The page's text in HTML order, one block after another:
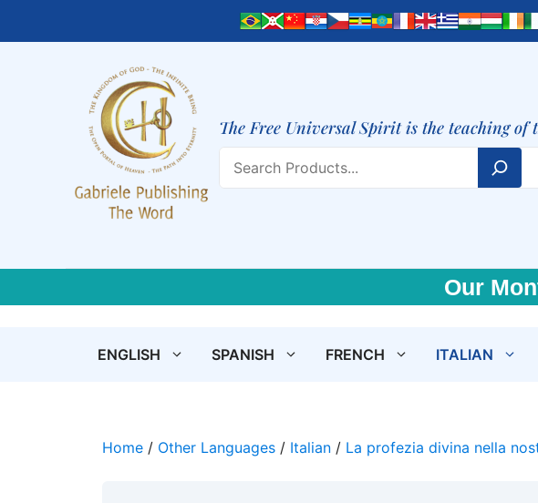
The Free Universal Spirit is the teaching
Our
ENGLISH SPANISH FRENCH ITALIAN
Home / Other Languages / Italian / La profezia divina nella